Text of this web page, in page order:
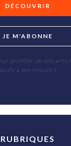
DÉCOUVRIR
JE M'ABONNE
profiter de nos
à nos revues !
RUBRIQUES